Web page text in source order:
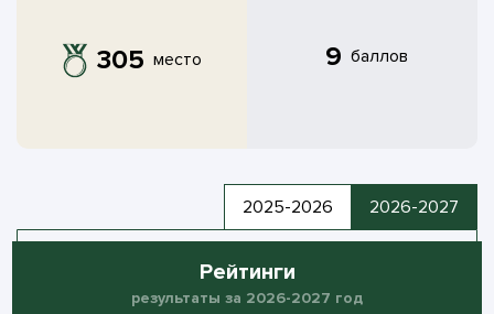
305 место 9 баллов
2025-2026 2026-2027
Рейтинги
результаты за 2026-2027 год